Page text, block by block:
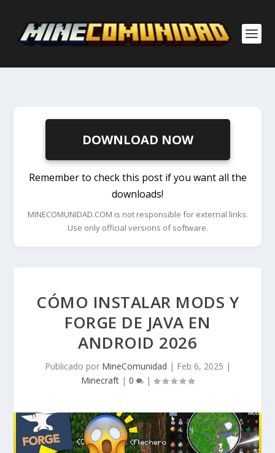
DOWNLOAD NOW
Remember to check this post if you want all the
downloads!
MINECOMUNIDAD.COM is not responsible for external links.
Use only official versions of software.
CÓMO INSTALAR MODS Y
FORGE DE JAVA EN
ANDROID 2026
Publicado por MineComunidad | Feb 6, 2025 |
Minecraft | 0 |